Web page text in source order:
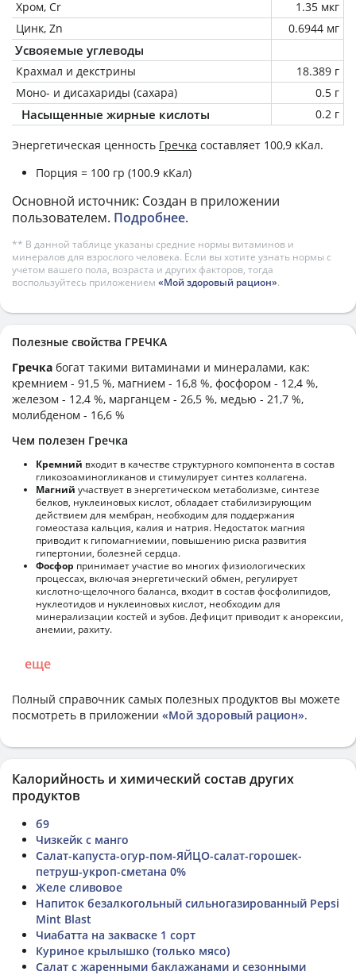
Хром, Cr
1.35 мкг
Цинк, Zn
0.6944 мг
Усвояемые углеводы
Крахмал и декстрины
18.389 г
Моно- и дисахариды (сахара)
0.5 г
Насыщенные жирные кислоты 0.2 г
Энергетическая ценность Гречка составляет 100,9 кКал.
Порция = 100 гр (100.9 кКал)
Основной источник: Создан в приложении
пользователем. Подробнее.
** В данной таблице указаны средние нормы витаминов и
минералов для взрослого человека. Если вы хотите узнать нормы с
учетом вашего пола, возраста и других факторов, тогда
воспользуйтесь приложением «Мой здоровый рацион».
Полезные свойства ГРЕЧКА
Гречка богат такими витаминами и минералами, как:
кремнием - 91,5 %, магнием - 16,8 %, фосфором - 12,4 %,
железом - 12,4 %, марганцем - 26,5 %, медью - 21,7 %,
молибденом - 16,6 %
Чем полезен Гречка
Кремний входит в качестве структурного компонента в состав
гликозоаминогликанов и стимулирует синтез коллагена.
Магний участвует в энергетическом метаболизме, синтезе
белков, нуклеиновых кислот, обладает стабилизирующим
действием для мембран, необходим для поддержания
гомеостаза кальция, калия и натрия. Недостаток магния
приводит к гипомагниемии, повышению риска развития
гипертонии, болезней сердца.
Фосфор принимает участие во многих физиологических
процессах, включая энергетический обмен, регулирует
кислотно-щелочного баланса, входит в состав фосфолипидов,
нуклеотидов и нуклеиновых кислот, необходим для
минерализации костей и зубов. Дефицит приводит к анорексии,
анемии, рахиту.
еще
Полный справочник самых полезных продуктов вы можете
посмотреть в приложении «Мой здоровый рацион».
Калорийность и химический состав других
продуктов
б9
Чизкейк с манго
Салат-капуста-огур-пом-ЯЙЦО-салат-горошек-
петруш-укроп-сметана 0%
Желе сливовое
Напиток безалкогольный сильногазированный Pepsi
Mint Blast
Чиабатта на закваске 1 сорт
Куриное крылышко (только мясо)
Салат с жаренными баклажанами и сезонными